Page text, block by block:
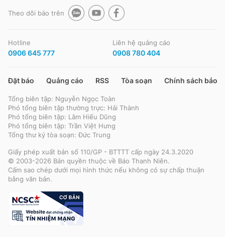
Theo dõi báo trên
Hotline
0906 645 777
Liên hệ quảng cáo
0908 780 404
Đặt báo Quảng cáo RSS Tòa soạn Chính sách bảo
Tổng biên tập: Nguyễn Ngọc Toàn
Phó tổng biên tập thường trực: Hải Thành
Phó tổng biên tập: Lâm Hiếu Dũng
Phó tổng biên tập: Trần Việt Hưng
Tổng thư ký tòa soạn: Đức Trung
Giấy phép xuất bản số 110/GP - BTTTT cấp ngày 24.3.2020
© 2003-2026 Bản quyền thuộc về Báo Thanh Niên.
Cấm sao chép dưới mọi hình thức nếu không có sự chấp thuận
bằng văn bản.